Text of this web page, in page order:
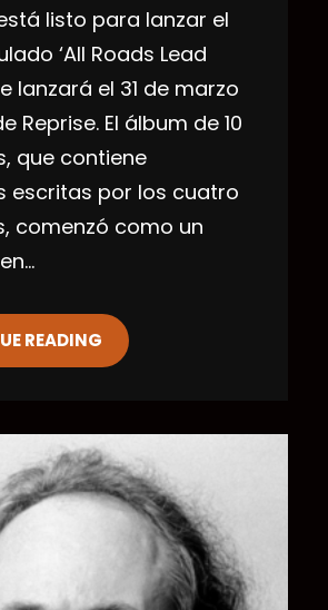
listo para lanzar el
‘All Roads Lead
lanzará el 31 de marzo
Reprise. El álbum de 10
que contiene
escritas por los cuatro
comenzó como un
READING